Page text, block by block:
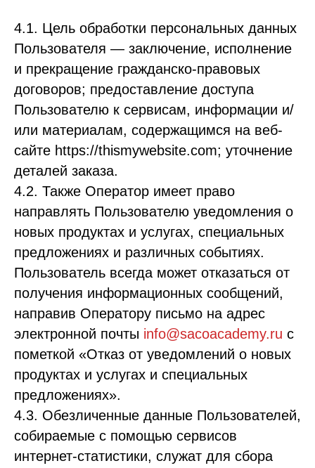
4.1. Цель обработки персональных данных
Пользователя — заключение, исполнение
и прекращение гражданско-правовых
договоров; предоставление доступа
Пользователю к сервисам, информации и/
или материалам, содержащимся на веб-
сайте https://thismywebsite.com; уточнение
деталей заказа.
4.2. Также Оператор имеет право
направлять Пользователю уведомления о
новых продуктах и услугах, специальных
предложениях и различных событиях.
Пользователь всегда может отказаться от
получения информационных сообщений,
направив Оператору письмо на адрес
электронной почты info@sacoacademy.ru с
пометкой «Отказ от уведомлений о новых
продуктах и услугах и специальных
предложениях».
4.3. Обезличенные данные Пользователей,
собираемые с помощью сервисов
интернет-статистики, служат для сбора